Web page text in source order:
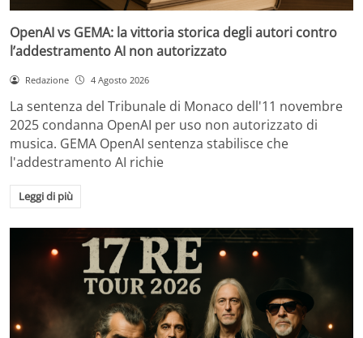
OpenAI vs GEMA: la vittoria storica degli autori contro
l’addestramento AI non autorizzato
Redazione 4 Agosto 2026
La sentenza del Tribunale di Monaco dell'11 novembre
2025 condanna OpenAI per uso non autorizzato di
musica. GEMA OpenAI sentenza stabilisce che
l'addestramento AI richie
Leggi di più